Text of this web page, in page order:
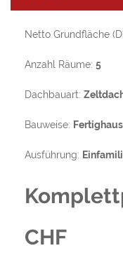
Netto Grundfläche
Anzahl Räume: 5
Dachbauart:
Bauweise: Fertighaus
Ausführung:
CHF